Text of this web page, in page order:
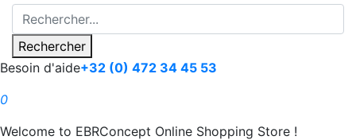
Rechercher
Besoin d'aide+32 (0) 472 34 45 53
0
Welcome to EBRConcept Online Shopping Store !